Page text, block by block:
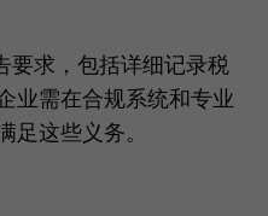
要求，包括详细记录税
业需在合规系统和专业
足这些义务。